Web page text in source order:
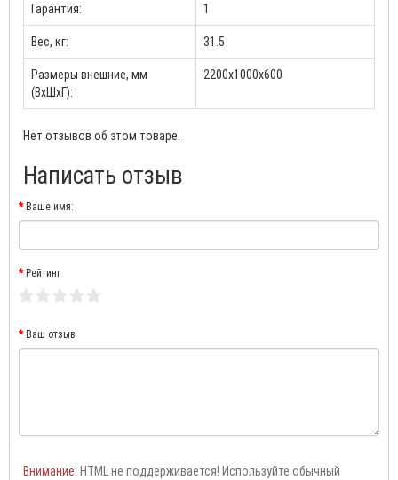
Гарантия: 1
Вес, кг: 31.5
Размеры внешние, мм
(ВхШхГ):
2200x1000x600
Нет отзывов об этом товаре.
Написать отзыв
Ваше имя:
Рейтинг
Ваш отзыв
Внимание: HTML не поддерживается! Используйте обычный